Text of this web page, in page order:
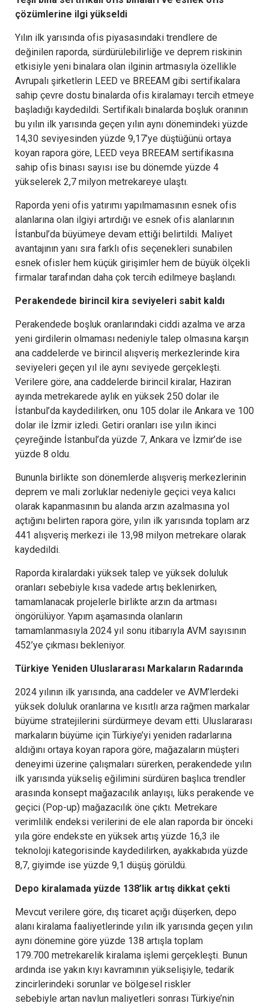
çözümlerine ilgi yükseldi
Yılın ilk yarısında ofis piyasasındaki trendlere de
değinilen raporda, sürdürülebilirliğe ve deprem riskinin
etkisiyle yeni binalara olan ilginin artmasıyla özellikle
Avrupalı şirketlerin LEED ve BREEAM gibi sertifikalara
sahip çevre dostu binalarda ofis kiralamayı tercih etmeye
başladığı kaydedildi. Sertifikalı binalarda boşluk oranının
bu yılın ilk yarısında geçen yılın aynı dönemindeki yüzde
14,30 seviyesinden yüzde 9,17’ye düştüğünü ortaya
koyan rapora göre, LEED veya BREEAM sertifikasına
sahip ofis binası sayısı ise bu dönemde yüzde 4
yükselerek 2,7 milyon metrekareye ulaştı.
Raporda yeni ofis yatırımı yapılmamasının esnek ofis
alanlarına olan ilgiyi artırdığı ve esnek ofis alanlarının
İstanbul’da büyümeye devam ettiği belirtildi. Maliyet
avantajının yanı sıra farklı ofis seçenekleri sunabilen
esnek ofisler hem küçük girişimler hem de büyük ölçekli
firmalar tarafından daha çok tercih edilmeye başlandı.
Perakendede birincil kira seviyeleri sabit kaldı
Perakendede boşluk oranlarındaki ciddi azalma ve arza
yeni girdilerin olmaması nedeniyle talep olmasına karşın
ana caddelerde ve birincil alışveriş merkezlerinde kira
seviyeleri geçen yıl ile aynı seviyede gerçekleşti.
Verilere göre, ana caddelerde birincil kiralar, Haziran
ayında metrekarede aylık en yüksek 250 dolar ile
İstanbul’da kaydedilirken, onu 105 dolar ile Ankara ve 100
dolar ile İzmir izledi. Getiri oranları ise yılın ikinci
çeyreğinde İstanbul’da yüzde 7, Ankara ve İzmir’de ise
yüzde 8 oldu.
Bununla birlikte son dönemlerde alışveriş merkezlerinin
deprem ve mali zorluklar nedeniyle geçici veya kalıcı
olarak kapanmasının bu alanda arzın azalmasına yol
açtığını belirten rapora göre, yılın ilk yarısında toplam arz
441 alışveriş merkezi ile 13,98 milyon metrekare olarak
kaydedildi.
Raporda kiralardaki yüksek talep ve yüksek doluluk
oranları sebebiyle kısa vadede artış beklenirken,
tamamlanacak projelerle birlikte arzın da artması
öngörülüyor. Yapım aşamasında olanların
tamamlanmasıyla 2024 yıl sonu itibarıyla AVM sayısının
452’ye çıkması bekleniyor.
Türkiye Yeniden Uluslararası Markaların Radarında
2024 yılının ilk yarısında, ana caddeler ve AVM’lerdeki
yüksek doluluk oranlarına ve kısıtlı arza rağmen markalar
büyüme stratejilerini sürdürmeye devam etti. Uluslararası
markaların büyüme için Türkiye’yi yeniden radarlarına
aldığını ortaya koyan rapora göre, mağazaların müşteri
deneyimi üzerine çalışmaları sürerken, perakendede yılın
ilk yarısında yükseliş eğilimini sürdüren başlıca trendler
arasında konsept mağazacılık anlayışı, lüks perakende ve
geçici (Pop-up) mağazacılık öne çıktı. Metrekare
verimlilik endeksi verilerini de ele alan raporda bir önceki
yıla göre endekste en yüksek artış yüzde 16,3 ile
teknoloji kategorisinde kaydedilirken, ayakkabıda yüzde
8,7, giyimde ise yüzde 9,1 düşüş görüldü.
Depo kiralamada yüzde 138’lik artış dikkat çekti
Mevcut verilere göre, dış ticaret açığı düşerken, depo
alanı kiralama faaliyetlerinde yılın ilk yarısında geçen yılın
aynı dönemine göre yüzde 138 artışla toplam
179.700 metrekarelik kiralama işlemi gerçekleşti. Bunun
ardında ise yakın kıyı kavramının yükselişiyle, tedarik
zincirlerindeki sorunlar ve bölgesel riskler
sebebiyle artan navlun maliyetleri sonrası Türkiye’nin